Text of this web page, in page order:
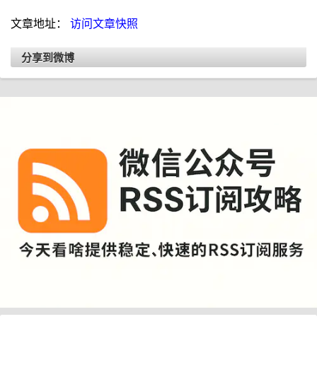
文章地址： 访问文章快照
分享到微博